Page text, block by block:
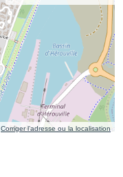
Corriger l’adresse ou la localisation